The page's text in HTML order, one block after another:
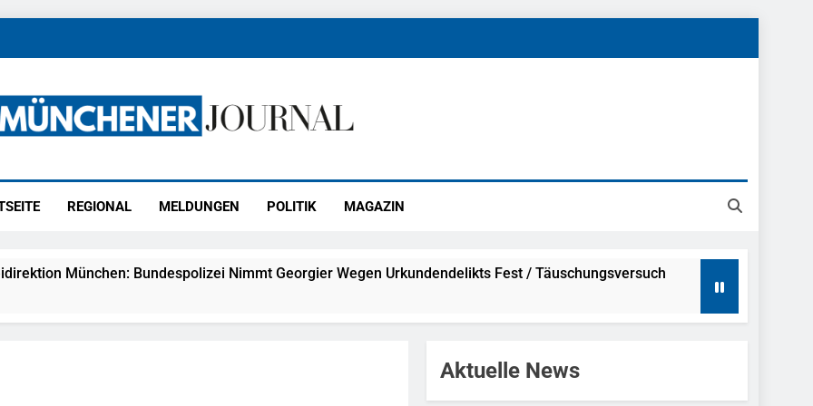
REGIONAL MELDUNGEN POLITIK MAGAZIN
München: Bundespolizei Nimmt Georgier Wegen Urkundendelikts Fest / Täuschungsversuch
München: Notruf Per Knopfdruck / Schnelle Festnahme Nach Sexueller Belästigung
Aktuelle News